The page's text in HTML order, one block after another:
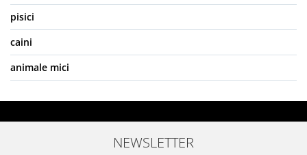
pisici
caini
animale mici
NEWSLETTER